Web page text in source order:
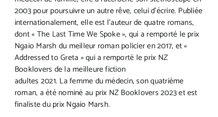
2003 pour poursuivre un autre rêve, celui d’écrire. Publiée
internationalement, elle est l’auteur de quatre romans,
dont « The Last Time We Spoke », qui a remporté le prix
Ngaio Marsh du meilleur roman policier en 2017, et «
Addressed to Greta » qui a remporté le prix NZ
Booklovers de la meilleure fiction
adultes 2021. La femme du médecin, son quatrième
roman, a été nominé au prix NZ Booklovers 2023 et est
finaliste du prix Ngaio Marsh.